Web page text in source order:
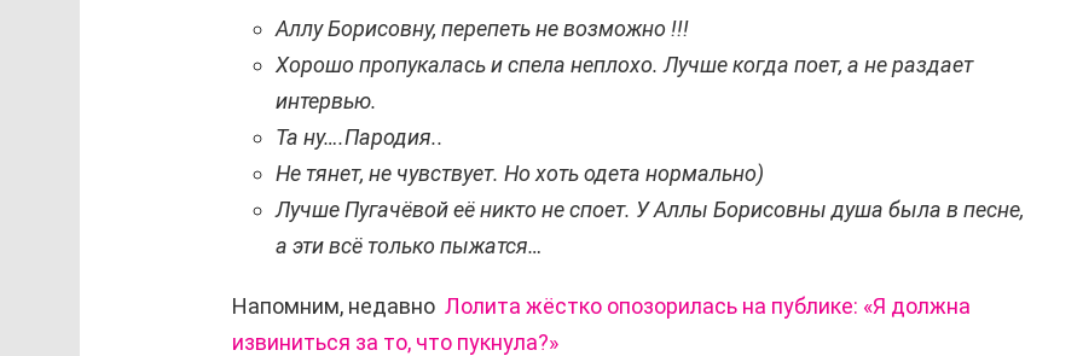
Аллу Борисовну, перепеть не возможно !!!
Хорошо пропукалась и спела неплохо. Лучше когда поет, а не раздает
интервью.
Та ну….Пародия..
Не тянет, не чувствует. Но хоть одета нормально)
Лучше Пугачёвой её никто не споет. У Аллы Борисовны душа была в песне,
а эти всё только пыжатся…
Напомним, недавно Лолита жёстко опозорилась на публике: «Я должна
извиниться за то, что пукнула?»